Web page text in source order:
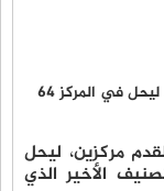
مركزين، ليحل
بالتصنيف الأخير الذي